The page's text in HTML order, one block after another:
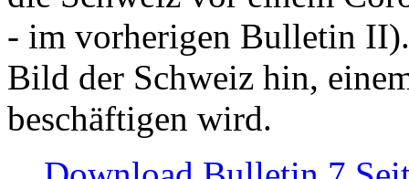
- im vorherigen Bulletin
Bild der Schweiz hin,
beschäftigen wird.